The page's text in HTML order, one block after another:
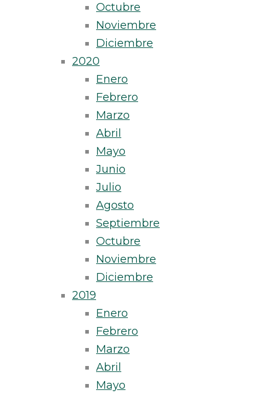
Octubre
Noviembre
Diciembre
2020
Enero
Febrero
Marzo
Abril
Mayo
Junio
Julio
Agosto
Septiembre
Octubre
Noviembre
Diciembre
2019
Enero
Febrero
Marzo
Abril
Mayo